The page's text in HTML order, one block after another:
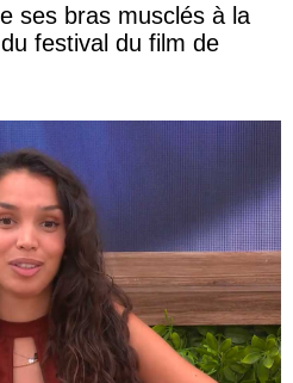
ses bras musclés à la
festival du film de